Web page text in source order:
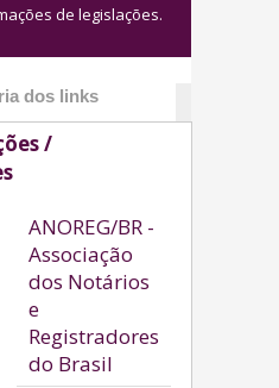
de legislações.
dos links
/
ANOREG/BR -
Associação
dos Notários
e
Registradores
do Brasil